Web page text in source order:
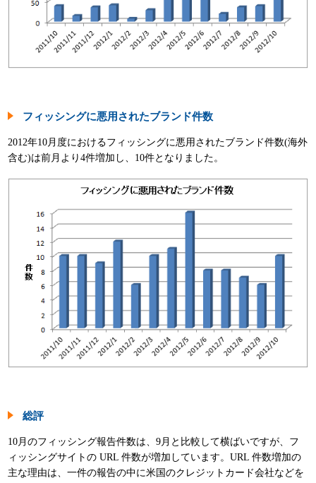
フィッシングに悪用されたブランド件数
2012年10月度におけるフィッシングに悪用されたブランド件数(海外
含む)は前月より4件増加し、10件となりました。
総評
10月のフィッシング報告件数は、9月と比較して横ばいですが、フ
ィッシングサイトの URL 件数が増加しています。URL 件数増加の
主な理由は、一件の報告の中に米国のクレジットカード会社などを